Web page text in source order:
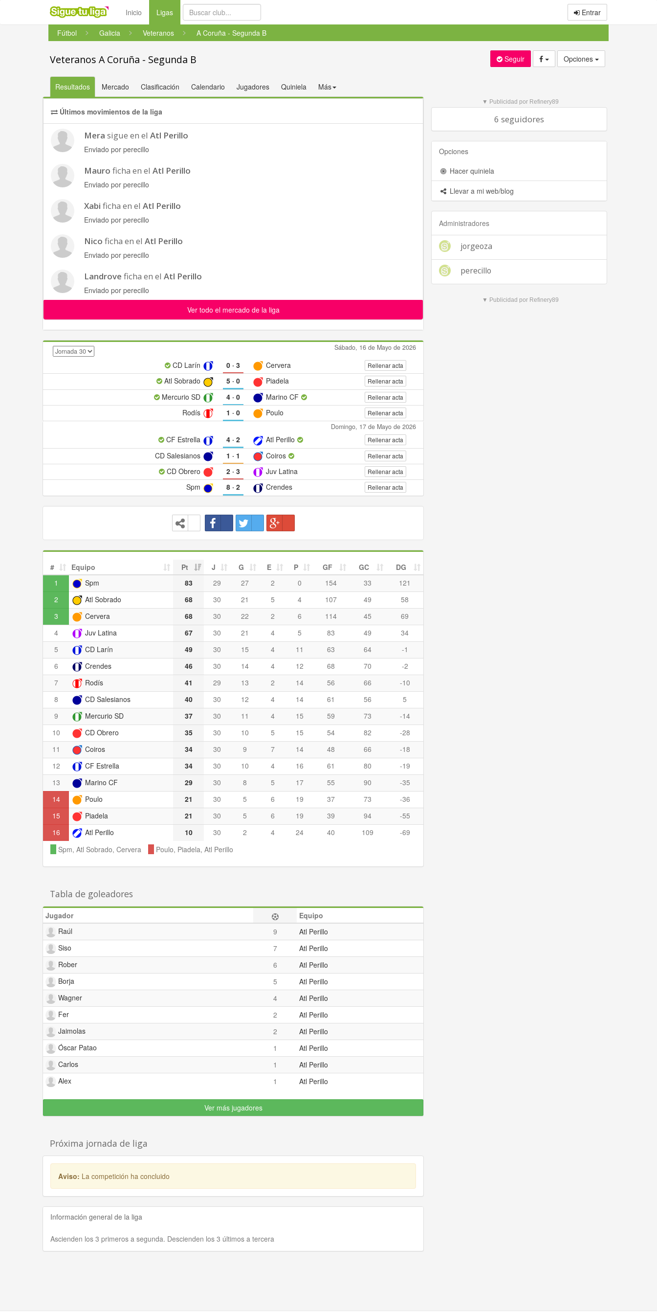
Inicio Ligas(current) Entrar
Fútbol Galicia Veteranos A Coruña - Segunda B
Veteranos A Coruña - Segunda B Seguir Opciones
Resultados Mercado Clasificación Calendario Jugadores Quiniela Más
Últimos movimientos de la liga
Mera sigue en el Atl Perillo
Enviado por perecillo
Mauro ficha en el Atl Perillo
Enviado por perecillo
Xabi ficha en el Atl Perillo
Enviado por perecillo
Nico ficha en el Atl Perillo
Enviado por perecillo
Landrove ficha en el Atl Perillo
Enviado por perecillo
Ver todo el mercado de la liga
Sábado, 16 de Mayo de 2026
CD Larín 0· 3 Cervera Rellenar acta
Atl Sobrado 5· 0 Piadela Rellenar acta
Mercurio SD 4· 0 Marino CF Rellenar acta
Rodís 1 · 0 Poulo Rellenar acta
Domingo, 17 de Mayo de 2026
CF Estrella 4· 2 Atl Perillo Rellenar acta
CD Salesianos 1 · 1 Coiros Rellenar acta
CD Obrero 2· 3 Juv Latina Rellenar acta
Spm 8· 2 Crendes Rellenar acta
# Equipo Pt J G E P GF GC
DG
1
Spm 83 29 27 2 0 154 33
121
2
Atl Sobrado 68 30 21 5 4 107 49
58
3
Cervera 68 30 22 2 6 114 45
69
4
Juv Latina 67 30 21 4 5 83 49
34
5
CD Larín 49 30 15 4 11 63 64
-1
6
Crendes 46 30 14 4 12 68 70
-2
7
Rodís 41 29 13 2 14 56 66
-10
8
CD Salesianos 40 30 12 4 14 61 56
5
9
Mercurio SD 37 30 11 4 15 59 73
-14
10
CD Obrero 35 30 10 5 15 54 82
-28
11
Coiros 34 30 9 7 14 48 66
-18
12
CF Estrella 34 30 10 4 16 61 80
-19
13
Marino CF 29 30 8 5 17 55 90
-35
14
Poulo 21 30 5 6 19 37 73
-36
15
Piadela 21 30 5 6 19 39 94
-55
16
Atl Perillo 10 30 2 4 24 40 109
-69
Spm, Atl Sobrado, Cervera
Poulo, Piadela, Atl Perillo
Tabla de goleadores
Jugador
Equipo
Raúl
9
Atl Perillo
Siso
7
Atl Perillo
Rober
6
Atl Perillo
Borja
5
Atl Perillo
Wagner
4
Atl Perillo
Fer
2
Atl Perillo
Jaimolas
2
Atl Perillo
Óscar Patao
1
Atl Perillo
Carlos
1
Atl Perillo
Alex
1 Atl Perillo
Ver más jugadores
Próxima jornada de liga
Aviso: La competición ha concluido
Información general de la liga
Ascienden los 3 primeros a segunda. Descienden los 3 últimos a tercera
▼ Publicidad por Refinery89
6 seguidores
Opciones
Hacer quiniela
Llevar a mi web/blog
Administradores
jorgeoza
perecillo
▼ Publicidad por Refinery89